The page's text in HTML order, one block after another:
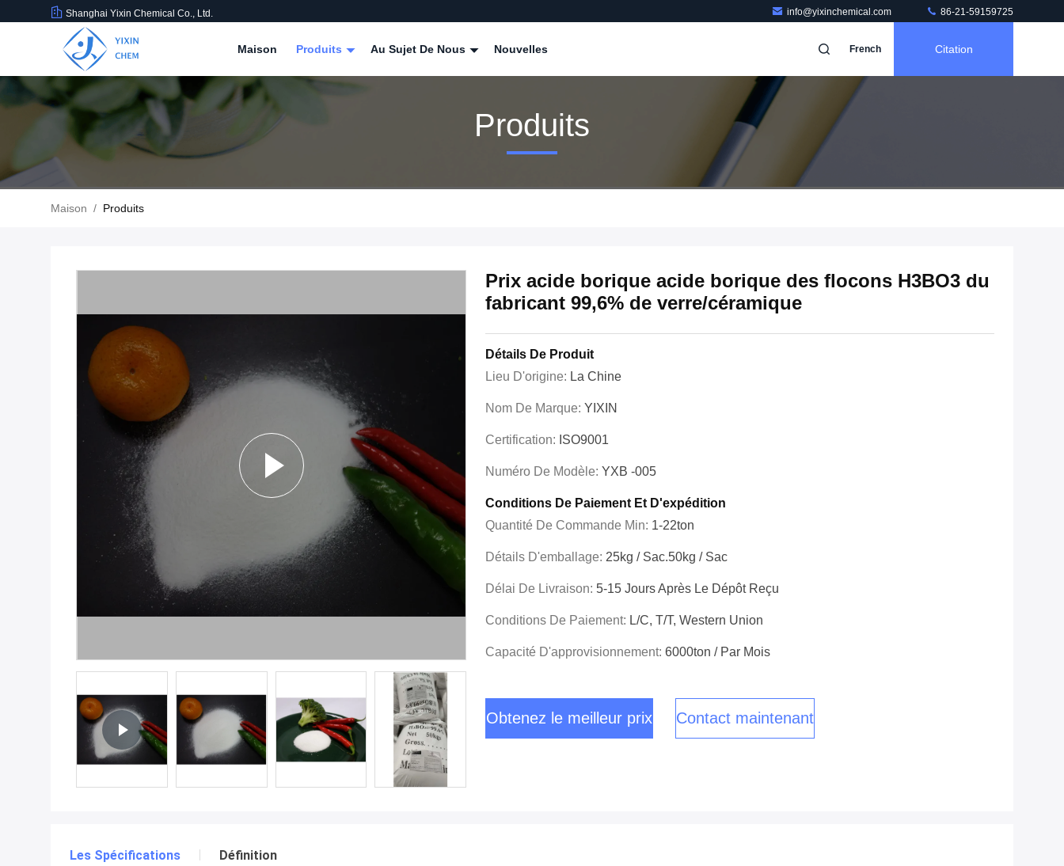
Shanghai Yixin Chemical Co., Ltd. info@yixinchemical.com 86-21-59159725
Maison Produits Au Sujet De Nous Nouvelles French Citation
Produits
Maison / Produits
Prix acide borique acide borique des flocons H3BO3 du
fabricant 99,6% de verre/céramique
Détails De Produit
Lieu D'origine: La Chine
Nom De Marque: YIXIN
Certification: ISO9001
Numéro De Modèle: YXB -005
Conditions De Paiement Et D'expédition
Quantité De Commande Min: 1-22ton
Détails D'emballage: 25kg / Sac.50kg / Sac
Délai De Livraison: 5-15 Jours Après Le Dépôt Reçu
Conditions De Paiement: L/C, T/T, Western Union
Capacité D'approvisionnement: 6000ton / Par Mois
Obtenez le meilleur prix Contact maintenant
Les Spécifications Définition